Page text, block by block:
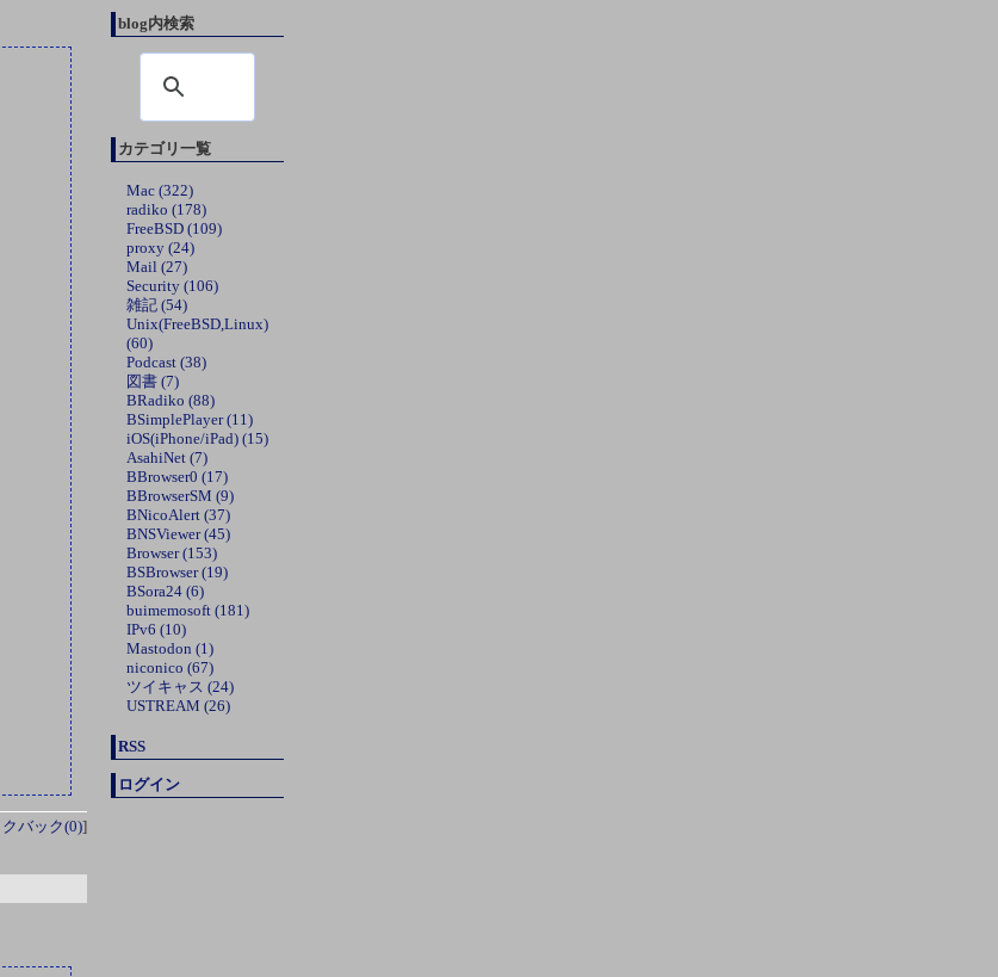
クバック(0)]
blog内検索
カテゴリ一覧
Mac (322)
radiko (178)
FreeBSD (109)
proxy (24)
Mail (27)
Security (106)
雑記 (54)
Unix(FreeBSD,Linux)
(60)
Podcast (38)
図書 (7)
BRadiko (88)
BSimplePlayer (11)
iOS(iPhone/iPad) (15)
AsahiNet (7)
BBrowser0 (17)
BBrowserSM (9)
BNicoAlert (37)
BNSViewer (45)
Browser (153)
BSBrowser (19)
BSora24 (6)
buimemosoft (181)
IPv6 (10)
Mastodon (1)
niconico (67)
ツイキャス (24)
USTREAM (26)
RSS
ログイン